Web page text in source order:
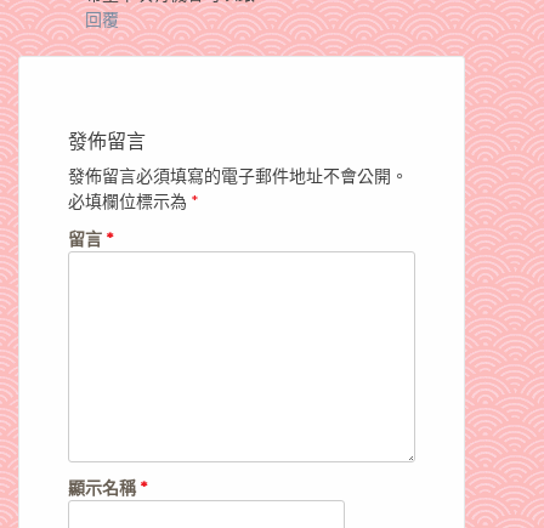
回覆
發佈留言
發佈留言必須填寫的電子郵件地址不會公開。
必填欄位標示為 *
留言 *
顯示名稱*